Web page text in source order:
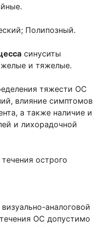
Полипозный.
синуситы
и тяжелые.
тяжести ОС
влияние симптомов
а также наличие и
и лихорадочной
острого
аналоговой
ОС допустимо